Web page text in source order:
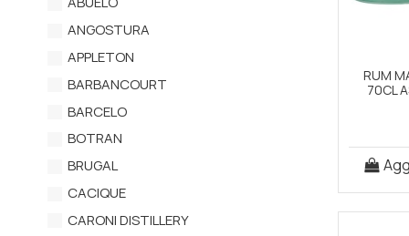
RUM
70CL
Perù
Regno Unito
Repubblica Dominicana
Trinidad e Tobago
Venezuela
ANGOSTURA
APPLETON
BARBANCOURT
BARCELO
BOTRAN
BRUGAL
CACIQUE
CARONI DISTILLERY